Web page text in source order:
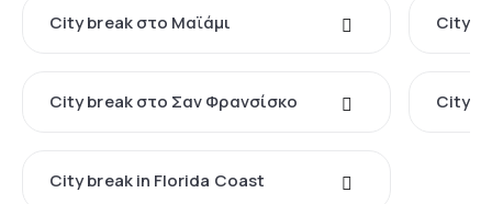
City break στο Μαϊάμι City
City break στο Σαν Φρανσίσκο City
City break in Florida Coast